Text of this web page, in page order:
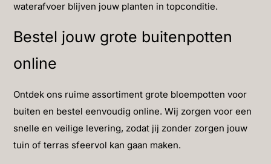
waterafvoer blijven jouw planten in topconditie.
Bestel jouw grote buitenpotten
online
Ontdek ons ruime assortiment grote bloempotten voor
buiten en bestel eenvoudig online. Wij zorgen voor een
snelle en veilige levering, zodat jij zonder zorgen jouw
tuin of terras sfeervol kan gaan maken.